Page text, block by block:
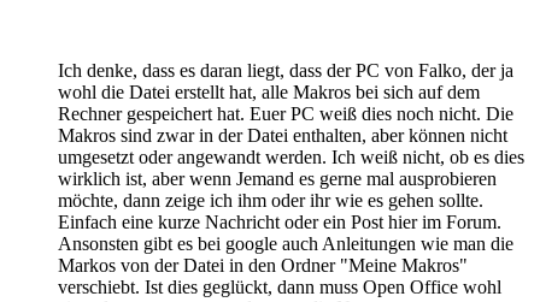
Ich denke, dass es daran liegt, dass der PC von Falko, der ja
wohl die Datei erstellt hat, alle Makros bei sich auf dem
Rechner gespeichert hat. Euer PC weiß dies noch nicht. Die
Makros sind zwar in der Datei enthalten, aber können nicht
umgesetzt oder angewandt werden. Ich weiß nicht, ob es dies
wirklich ist, aber wenn Jemand es gerne mal ausprobieren
möchte, dann zeige ich ihm oder ihr wie es gehen sollte.
Einfach eine kurze Nachricht oder ein Post hier im Forum.
Ansonsten gibt es bei google auch Anleitungen wie man die
Markos von der Datei in den Ordner "Meine Makros"
verschiebt. Ist dies geglückt, dann muss Open Office wohl